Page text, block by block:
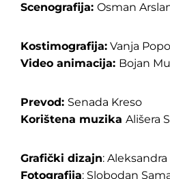
Scenografija: Osman
Kostimografija: Vanja
Video animacija: Bojan
Prevod: Senada Kreso
Korištena muzika Ališera
Grafički dizajn:
Fotografija: Slobodan